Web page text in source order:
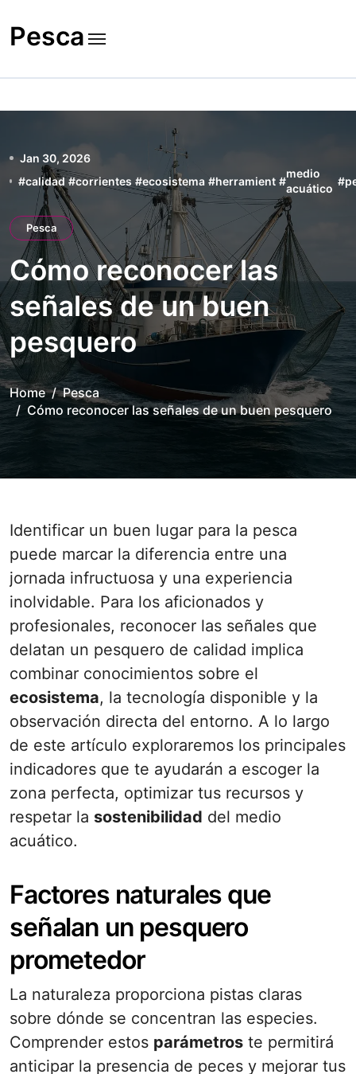
to
content
Pesca
Jan 30, 2026
#calidad #corrientes #ecosistema #herramient #
medio
acuático
#
Pesca
Cómo reconocer las
señales de un buen
pesquero
Home
Pesca
Cómo reconocer las señales de un buen pesquero
Identificar un buen lugar para la pesca
puede marcar la diferencia entre una
jornada infructuosa y una experiencia
inolvidable. Para los aficionados y
profesionales, reconocer las señales que
delatan un pesquero de calidad implica
combinar conocimientos sobre el
ecosistema, la tecnología disponible y la
observación directa del entorno. A lo largo
de este artículo exploraremos los principales
indicadores que te ayudarán a escoger la
zona perfecta, optimizar tus recursos y
respetar la sostenibilidad del medio
acuático.
Factores naturales que
señalan un pesquero
prometedor
La naturaleza proporciona pistas claras
sobre dónde se concentran las especies.
Comprender estos parámetros te permitirá
anticipar la presencia de peces y mejorar tus